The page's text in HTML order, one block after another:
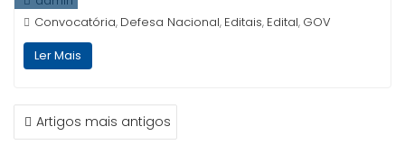
Convocatória, Defesa Nacional, Editais, Edital, GOV
Ler Mais
NAVEGAÇÃO
DEArtigos mais antigos